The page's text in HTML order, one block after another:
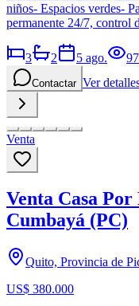
niños- Espacios verdes-
permanente 24/7, control
3 2 5 ago. 97
Contactar Ver
Venta
Venta Casa
Cumbayá (PC)
Quito, Provincia de
US$ 380.000